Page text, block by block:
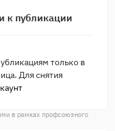
к публикации
только в
Для снятия
в рамках профсоюзного